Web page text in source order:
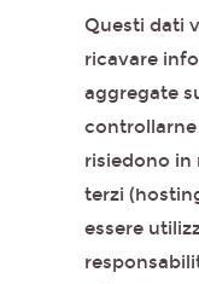
Questi dati
ricavare
aggregate
risiedono in
terzi
essere